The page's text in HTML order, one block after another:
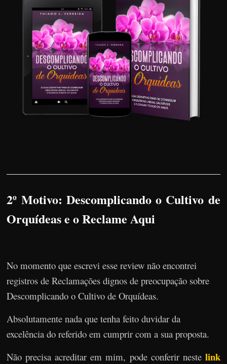
2º Motivo: Descomplicando o Cultivo de
Orquídeas e o Reclame Aqui
No momento que escrevi esse review não encontrei
registros de Reclamações dignos de preocupação sobre
Descomplicando o Cultivo de Orquídeas.
Absolutamente nada que tenha feito duvidar da
excelência do referido em cumprir com a sua proposta.
Não precisa acreditar em mim, pode conferir neste link